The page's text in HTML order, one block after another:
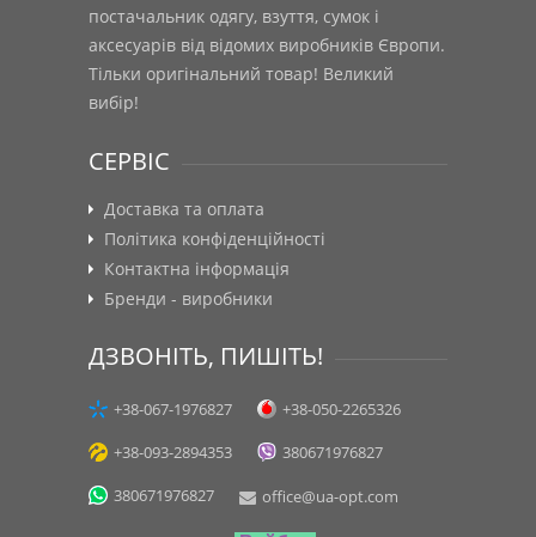
постачальник одягу, взуття, сумок і
аксесуарів від відомих виробників Європи.
Тільки оригінальний товар! Великий
вибір!
СЕРВІС
Доставка та оплата
Політика конфіденційності
Контактна інформація
Бренди - виробники
ДЗВОНІТЬ, ПИШІТЬ!
+38-067-1976827
+38-050-2265326
+38-093-2894353
380671976827
380671976827
office@ua-opt.com